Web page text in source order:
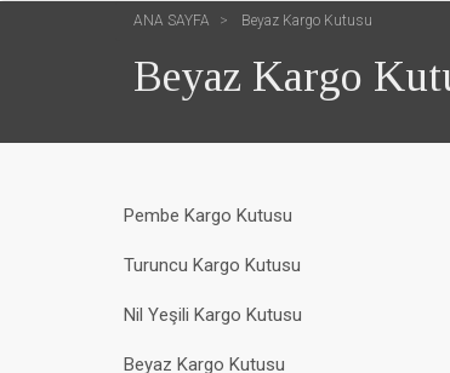
ANA SAYFA Beyaz Kargo Kutusu
Beyaz Kargo
Pembe Kargo Kutusu
Turuncu Kargo Kutusu
Nil Yeşili Kargo Kutusu
Beyaz Kargo Kutusu